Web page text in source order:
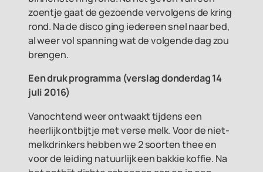
zoentje gaat de gezoende vervolgens de kring
rond. Na de disco ging iedereen snel naar bed,
al weer vol spanning wat de volgende dag zou
brengen.
Een druk programma (verslag donderdag 14
juli 2016)
Vanochtend weer ontwaakt tijdens een
heerlijk ontbijtje met verse melk. Voor de niet-
melkdrinkers hebben we 2 soorten thee en
voor de leiding natuurlijk een bakkie koffie. Na